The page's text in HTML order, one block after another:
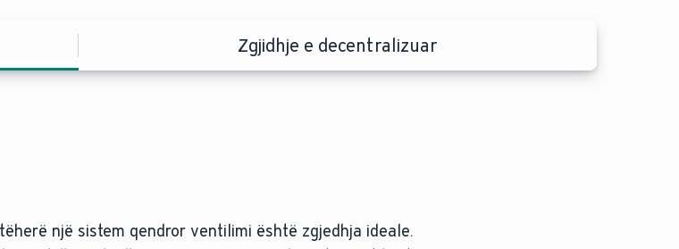
Zgjidhje e decentralizuar
një sistem qendror ventilimi është zgjedhja ideale.
fleksibile